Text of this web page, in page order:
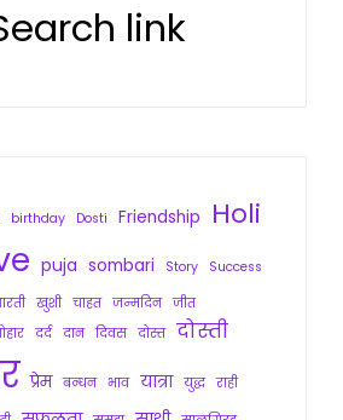
link
birthday Dosti Friendship
Holi
puja sombari Story
Success
खुशी चाहत जन्मदिन जीत
दर्द दान दिवस दोस्त दोस्ती
प्रेम बन्धन भाव यात्रा युद्ध राही